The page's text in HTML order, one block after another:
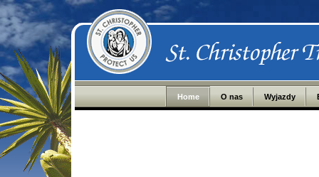
Home O nas Wyjazdy